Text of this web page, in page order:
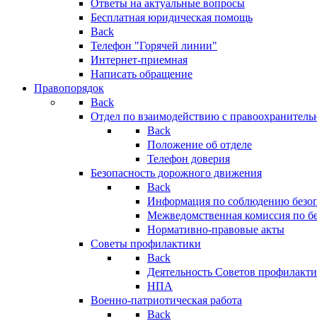
Ответы на актуальные вопросы
Бесплатная юридическая помощь
Back
Телефон "Горячей линии"
Интернет-приемная
Написать обращение
Правопорядок
Back
Отдел по взаимодействию с
Back
Положение об отделе
Телефон доверия
Безопасность дорожного движения
Back
Информация по соблюдению
Межведомственная комиссия по
Нормативно-правовые акты
Советы профилактики
Back
Деятельность Советов
НПА
Военно-патриотическая работа
Back